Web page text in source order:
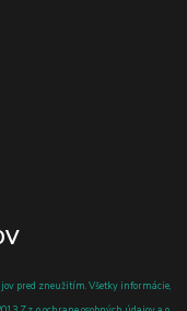
pred zneužitím. Všetky informácie,